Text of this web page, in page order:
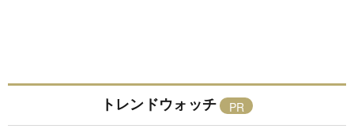
トレンドウォッチ